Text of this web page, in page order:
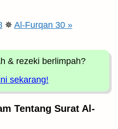
✵ Al-Furqan 30 »
& rezeki berlimpah?
sekarang!
Tentang Surat Al-